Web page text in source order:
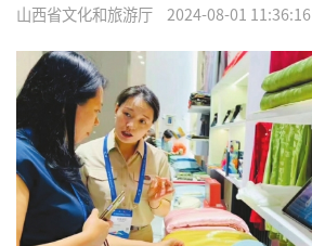
山西省文化和旅游厅 2024-08-01 11:36:16